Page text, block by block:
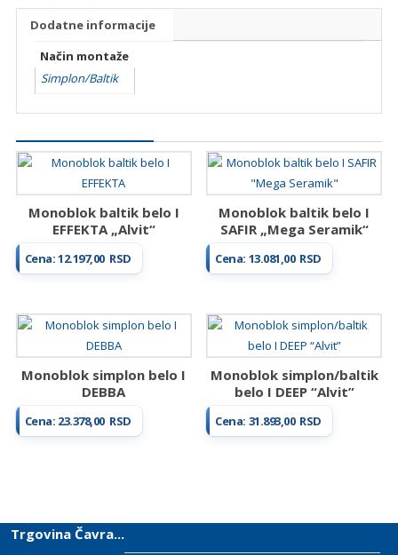
Dodatne informacije
Način montaže
Simplon/Baltik
Monoblok baltik belo I
EFFEKTA „Alvit“
Cena:12.197,00 RSD
Monoblok baltik belo I
SAFIR „Mega Seramik“
Cena: 13.081,00 RSD
Monoblok simplon belo I
DEBBA
Cena: 23.378,00 RSD
Monoblok simplon/baltik
belo I DEEP “Alvit”
Cena: 31.893,00 RSD
Trgovina Čavra...